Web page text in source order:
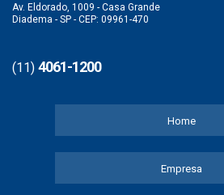
Av. Eldorado, 1009 - Casa Grande
Diadema - SP - CEP: 09961-470
(11) 4061-1200
Home
Empresa